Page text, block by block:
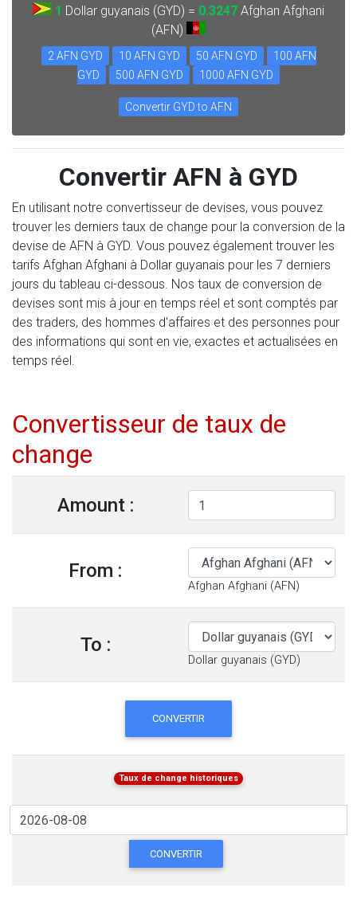
1 Dollar guyanais (GYD) = 0.3247 Afghan Afghani
(AFN)
2 AFN GYD 10 AFN GYD 50 AFN GYD
100 AFN
GYD
500 AFN GYD 1000 AFN GYD
Convertir GYD to AFN
Convertir AFN à GYD
En utilisant notre convertisseur de devises, vous pouvez
trouver les derniers taux de change pour la conversion de la
devise de AFN à GYD. Vous pouvez également trouver les
tarifs Afghan Afghani à Dollar guyanais pour les 7 derniers
jours du tableau ci-dessous. Nos taux de conversion de
devises sont mis à jour en temps réel et sont comptés par
des traders, des hommes d'affaires et des personnes pour
des informations qui sont en vie, exactes et actualisées en
temps réel.
Convertisseur de taux de
change
Amount :
From :
Afghan Afghani (AFN)
To :
Dollar guyanais (GYD)
CONVERTIR
Taux de change historiques
CONVERTIR